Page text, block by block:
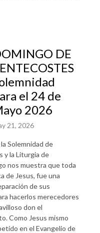
DE
el 24 de
2026
21, 2026
Solemnidad de
y la Liturgia de
nos muestra que toda
de Jesus, fue una
de sus
hacerlos merecedores
don el
Como Jesus mismo
en el Evangelio de